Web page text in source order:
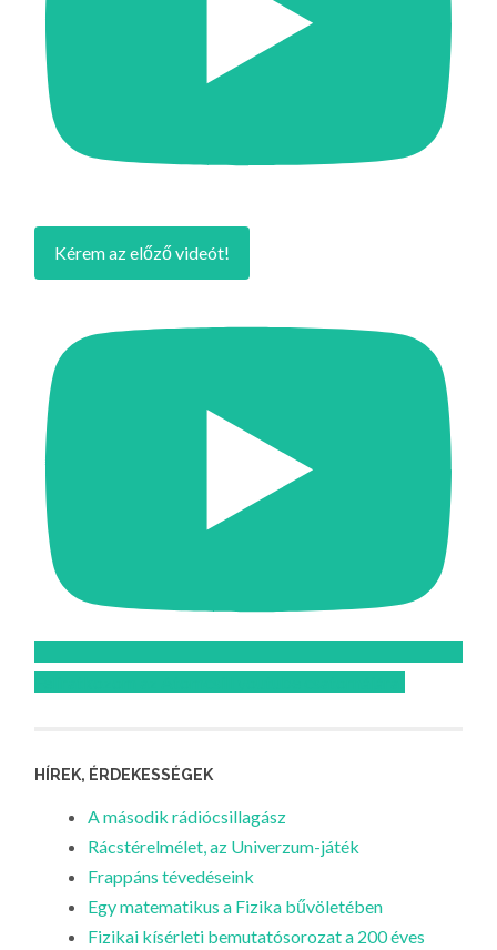
Kérem az előző videót!
HÍREK, ÉRDEKESSÉGEK
A második rádiócsillagász
Rácstérelmélet, az Univerzum-játék
Frappáns tévedéseink
Egy matematikus a Fizika bűvöletében
Fizikai kísérleti bemutatósorozat a 200 éves